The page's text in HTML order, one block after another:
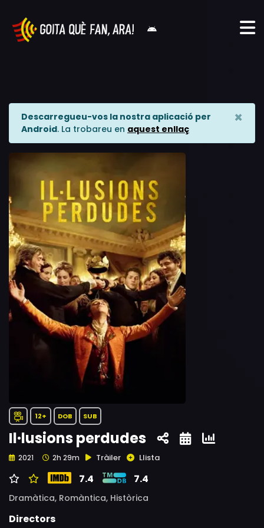
Descarregueu-vos la nostra aplicació per
Android. La trobareu en aquest enllaç
×
12+ DOB SUB
Il·lusions perdudes
2021 2h 29m Tràiler Llista
7.4 7.4
Dramàtica, Romàntica, Històrica
Directors